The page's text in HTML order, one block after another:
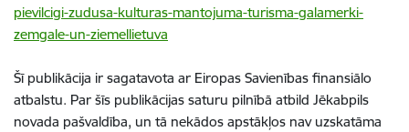
pievilcigi-zudusa-kulturas-mantojuma-turisma-galamerki-
zemgale-un-ziemellietuva
Šī publikācija ir sagatavota ar Eiropas Savienības finansiālo
atbalstu. Par šīs publikācijas saturu pilnībā atbild Jēkabpils
novada pašvaldība, un tā nekādos apstākļos nav uzskatāma